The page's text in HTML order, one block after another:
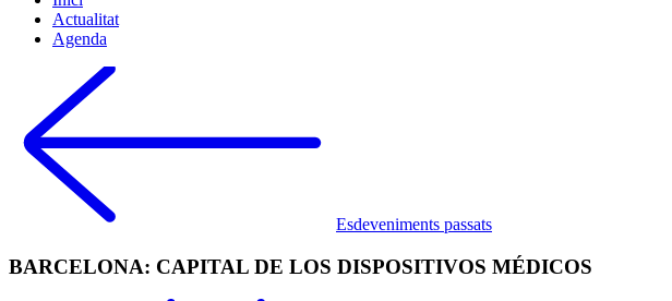
Actualitat
Agenda
Esdeveniments passats
BARCELONA: CAPITAL DE LOS DISPOSITIVOS MÉDICOS